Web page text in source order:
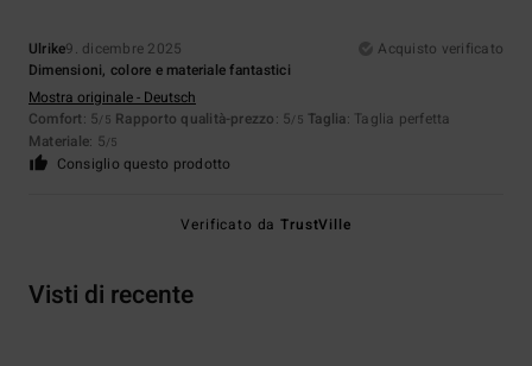
Ulrike9. dicembre 2025
Acquisto verificato
Dimensioni, colore e materiale fantastici
Mostra originale - Deutsch
Comfort: 5/5 Rapporto qualità-prezzo: 5/5 Taglia: Taglia perfetta
Materiale: 5/5
Consiglio questo prodotto
Verificato daTrustVille
Visti di recente